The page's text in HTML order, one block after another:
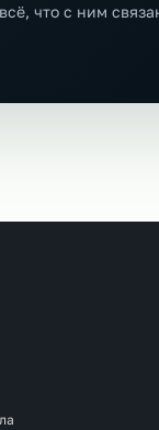
что с ним